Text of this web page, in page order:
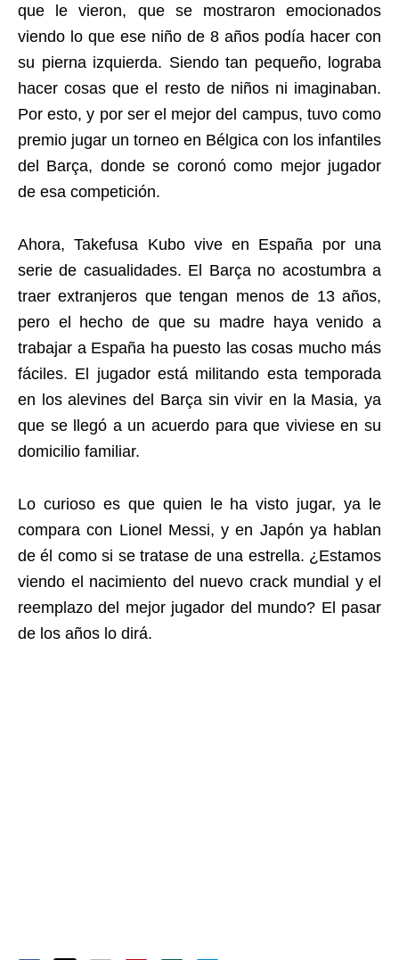
que le vieron, que se mostraron emocionados
viendo lo que ese niño de 8 años podía hacer con
su pierna izquierda. Siendo tan pequeño, lograba
hacer cosas que el resto de niños ni imaginaban.
Por esto, y por ser el mejor del campus, tuvo como
premio jugar un torneo en Bélgica con los infantiles
del Barça, donde se coronó como mejor jugador
de esa competición.
Ahora, Takefusa Kubo vive en España por una
serie de casualidades. El Barça no acostumbra a
traer extranjeros que tengan menos de 13 años,
pero el hecho de que su madre haya venido a
trabajar a España ha puesto las cosas mucho más
fáciles. El jugador está militando esta temporada
en los alevines del Barça sin vivir en la Masia, ya
que se llegó a un acuerdo para que viviese en su
domicilio familiar.
Lo curioso es que quien le ha visto jugar, ya le
compara con Lionel Messi, y en Japón ya hablan
de él como si se tratase de una estrella. ¿Estamos
viendo el nacimiento del nuevo crack mundial y el
reemplazo del mejor jugador del mundo? El pasar
de los años lo dirá.